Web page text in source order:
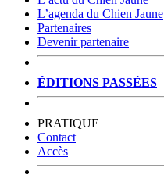
L’agenda du Chien Jaune
Partenaires
Devenir partenaire
ÉDITIONS PASSÉES
PRATIQUE
Contact
Accès